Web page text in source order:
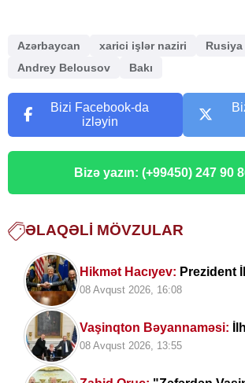
Azərbaycan xarici işlər naziri Rusiya
Andrey Belousov
Bakı
Bizi Facebook-da
izləyin
Bizə yazın: (+99450) 247 90
ƏLAQƏLI MÖVZULAR
Hikmət Hacıyev: Prezident
müharibəni qazandı, eyni
də qazandı - VİDEO
08 Avqust 2026, 16:08
Vaşinqton Bəyannaməsi:
müəllifi olduğu sülh
beynəlxalq miqyasda
08 Avqust 2026, 13:55